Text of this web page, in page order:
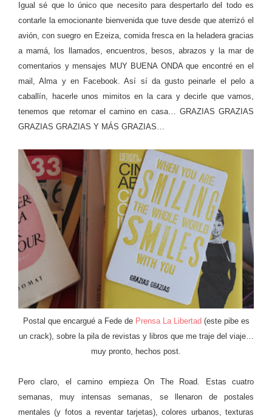
Igual sé que lo único que necesito para despertarlo del todo es
contarle la emocionante bienvenida que tuve desde que aterrizó el
avión, con suegro en Ezeiza, comida fresca en la heladera gracias
a mamá, los llamados, encuentros, besos, abrazos y la mar de
comentarios y mensajes MUY BUENA ONDA que encontré en el
mail, Alma y en Facebook. Así sí da gusto peinarle el pelo a
caballín, hacerle unos mimitos en la cara y decirle que vamos,
tenemos que retomar el camino en casa… GRAZIAS GRAZIAS
GRAZIAS GRAZIAS Y MÁS GRAZIAS…
Postal que encargué a Fede de Prensa La Libertad (este pibe es
un crack), sobre la pila de revistas y libros que me traje del viaje…
muy pronto, hechos post.
Pero claro, el camino empieza On The Road. Estas cuatro
semanas, muy intensas semanas, se llenaron de postales
mentales (y fotos a reventar tarjetas), colores urbanos, texturas